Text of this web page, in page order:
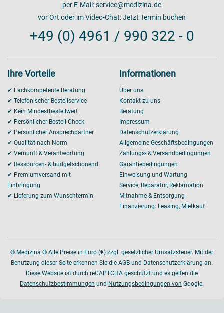
per E-Mail:service@medizina.de
vor Ort oder im Video-Chat:Jetzt Termin buchen
+49 (0) 4961 / 990 322 - 0
Ihre Vorteile
✔ Fachkompetente Beratung
✔ Telefonischer Bestellservice
✔ Kein Mindestbestellwert
✔ Persönlicher Bestell-Check
✔ Persönlicher Ansprechpartner
✔ Qualität nach Norm
✔ Vernunft & Verantwortung
✔ Ressourcen- & budgetschonend
✔ Premiumversand mit
Einbringung
✔ Lieferung zum Wunschtermin
Informationen
Über uns
Kontakt zu uns
Beratung
Impressum
Datenschutzerklärung
Allgemeine Geschäftsbedingungen
Zahlungs- & Versandbedingungen
Garantiebedingungen
Einweisung und Wartung
Service, Reparatur, Reklamation
Mitnahme & Entsorgung
Finanzierung: Leasing, Mietkauf
© Medizina ® Alle Preise in Euro (€) zzgl. gesetzlicher Umsatzsteuer. Mit der
Benutzung dieser Seite erkennen Sie die AGB und Datenschutzerklärung an.
Diese Website ist durch reCAPTCHA geschützt und es gelten die
Datenschutzbestimmungen und Nutzungsbedingungen von Google.